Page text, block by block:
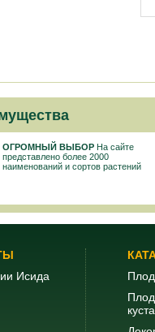
ОГРОМНЫЙ ВЫБОР На сайте
представлено более 2000
наименований и сортов растений
Исида